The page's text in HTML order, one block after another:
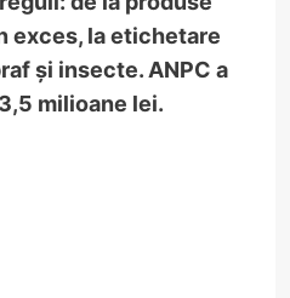
exces, la etichetare
și insecte. ANPC a
milioane lei.